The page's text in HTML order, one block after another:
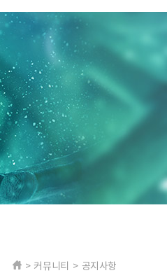
> 커뮤니티 > 공지사항